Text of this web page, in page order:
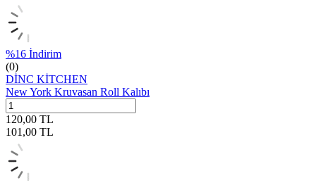
%16 İndirim
(0)
DİNC KİTCHEN
New York Kruvasan Roll Kalıbı
120,00 TL
101,00 TL